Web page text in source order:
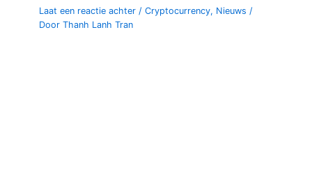
Laat een reactie achter /Cryptocurrency, Nieuws /
DoorThanh Lanh Tran